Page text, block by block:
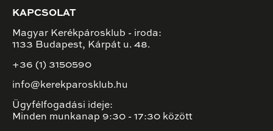
KAPCSOLAT
Magyar Kerékpárosklub - iroda:
1133 Budapest, Kárpát u. 48.
+36 (1) 3150590
info@kerekparosklub.hu
Ügyfélfogadási ideje:
Minden munkanap 9:30 - 17:30 között